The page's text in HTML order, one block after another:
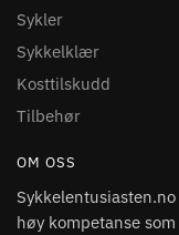
Sykler
Sykkelklær
Kosttilskudd
Tilbehør
OM OSS
høy kompetanse